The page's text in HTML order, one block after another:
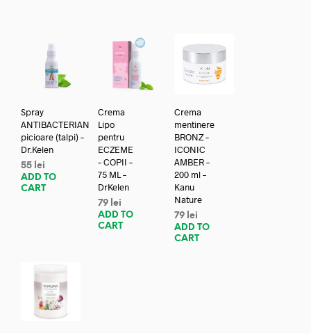
Spray
ANTIBACTERIAN
picioare (talpi) –
Dr.Kelen
55 lei
ADD TO
CART
Crema
Lipo
pentru
ECZEME
– COPII –
75 ML –
DrKelen
79 lei
ADD TO
CART
Crema
mentinere
BRONZ –
ICONIC
AMBER –
200 ml –
Kanu
Nature
79 lei
ADD TO
CART